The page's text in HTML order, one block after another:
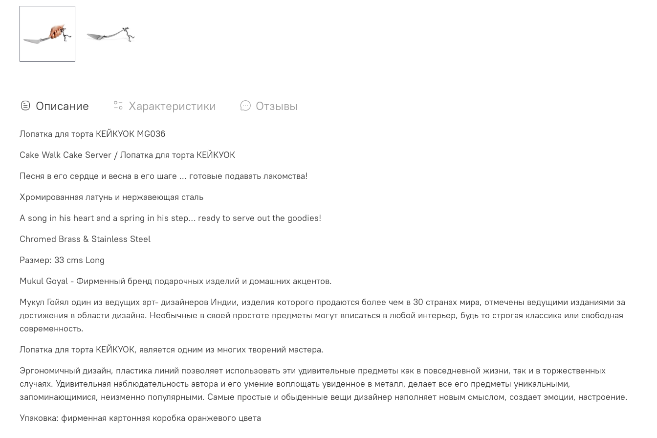
Описание Характеристики Отзывы
Лопатка для торта КЕЙКУОК MG036
Cake Walk Cake Server / Лопатка для торта КЕЙКУОК
Песня в его сердце и весна в его шаге ... готовые подавать лакомства!
Хромированная латунь и нержавеющая сталь
A song in his heart and a spring in his step… ready to serve out the goodies!
Chromed Brass & Stainless Steel
Размер: 33 cms Long
Mukul Goyal - Фирменный бренд подарочных изделий и домашних акцентов.
Мукул Гойял один из ведущих арт- дизайнеров Индии, изделия которого продаются более чем в 30 странах мира, отмечены ведущими изданиями за
достижения в области дизайна. Необычные в своей простоте предметы могут вписаться в любой интерьер, будь то строгая классика или свободная
современность.
Лопатка для торта КЕЙКУОК, является одним из многих творений мастера.
Эргономичный дизайн, пластика линий позволяет использовать эти удивительные предметы как в повседневной жизни, так и в торжественных
случаях. Удивительная наблюдательность автора и его умение воплощать увиденное в металл, делает все его предметы уникальными,
запоминающимися, неизменно популярными. Самые простые и обыденные вещи дизайнер наполняет новым смыслом, создает эмоции, настроение.
Упаковка: фирменная картонная коробка оранжевого цвета